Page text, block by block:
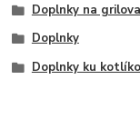
Doplnky na
Doplnky
Doplnky ku